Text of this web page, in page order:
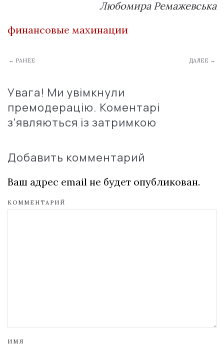
Любомира Ремажевська
финансовые махинации
← РАНЕЕ ДАЛЕЕ →
Увага! Ми увімкнули
премодерацію. Коментарі
з'являються із затримкою
Добавить комментарий
Ваш адрес email не будет опубликован.
КОММЕНТАРИЙ
ИМЯ